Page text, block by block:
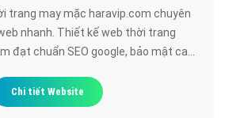
trang may mặc haravip.com chuyên
nhanh. Thiết kế web thời trang
đạt chuẩn SEO google, bảo mật cao,
Chi tiết Website